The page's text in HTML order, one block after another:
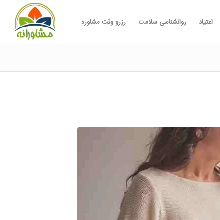
اعتیاد روانشناسی سلامت رزرو وقت مشاوره